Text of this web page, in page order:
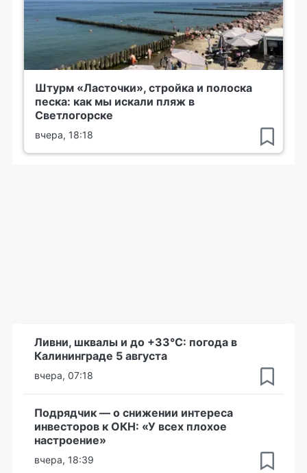
Штурм «Ласточки», стройка и полоска
песка: как мы искали пляж в
Светлогорске
вчера, 18:18
Ливни, шквалы и до +33°С: погода в
Калининграде 5 августа
вчера, 07:18
Подрядчик — о снижении интереса
инвесторов к ОКН: «У всех плохое
настроение»
вчера, 18:39